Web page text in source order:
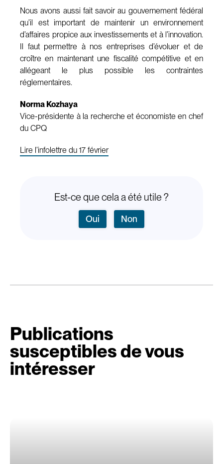
Nous avons aussi fait savoir au gouvernement fédéral
qu’il est important de maintenir un environnement
d’affaires propice aux investissements et à l’innovation.
Il faut permettre à nos entreprises d’évoluer et de
croître en maintenant une fiscalité compétitive et en
allégeant le plus possible les contraintes
réglementaires.
Norma Kozhaya
Vice-présidente à la recherche et économiste en chef
du CPQ
Lire l’infolettre du 17 février
Est-ce que cela a été utile ?
Oui Non
Publications
susceptibles de vous
intéresser